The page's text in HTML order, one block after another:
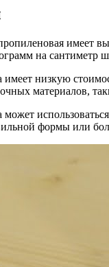
имеет
на сантиметр
низкую
материалов,
формы или